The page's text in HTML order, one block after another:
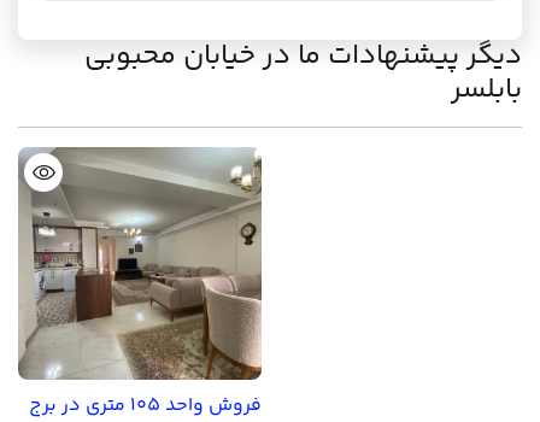
دیگر پیشنهادات ما در خیابان محبوبی
بابلسر
فروش واحد 105 متری در برج